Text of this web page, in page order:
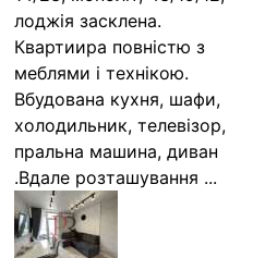
лоджія засклена.
Квартиира повністю з
меблями і технікою.
Вбудована кухня, шафи,
холодильник, телевізор,
пральна машина, диван
.Вдале розташування ...